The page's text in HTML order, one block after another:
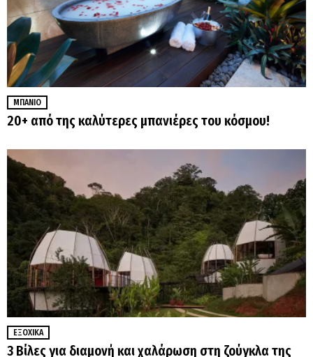
ΜΠΆΝΙΟ
20+ από της καλύτερες μπανιέρες του κόσμου!
ΕΞΟΧΙΚΆ
3 Βίλες για διαμονή και χαλάρωση στη ζούγκλα της